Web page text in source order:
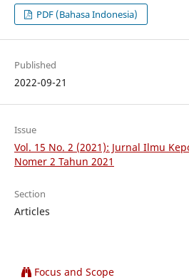
PDF (Bahasa Indonesia)
Published
2022-09-21
Issue
Vol. 15 No. 2 (2021): Jurnal Ilmu
Nomer 2 Tahun 2021
Section
Articles
Focus and Scope